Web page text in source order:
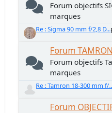
Forum objectifs
marques
Re : Sigma 90 mm f/2,8 D...
Forum
Forum objectifs
marques
Re : Tamron 18-300 mm f/
Forum